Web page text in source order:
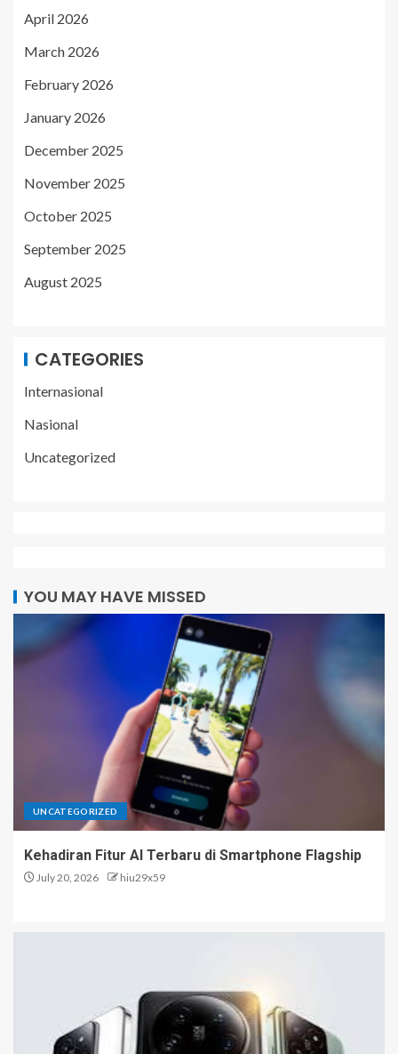
April 2026
March 2026
February 2026
January 2026
December 2025
November 2025
October 2025
September 2025
August 2025
CATEGORIES
Internasional
Nasional
Uncategorized
YOU MAY HAVE MISSED
UNCATEGORIZED
Kehadiran Fitur AI Terbaru di Smartphone Flagship
July 20, 2026 hiu29x59